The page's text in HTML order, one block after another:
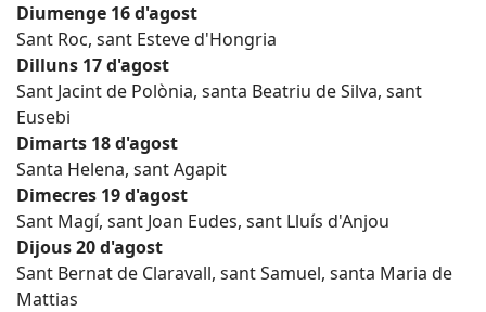
Diumenge 16 d'agost
Sant Roc, sant Esteve d'Hongria
Dilluns 17 d'agost
Sant Jacint de Polònia, santa Beatriu de Silva, sant
Eusebi
Dimarts 18 d'agost
Santa Helena, sant Agapit
Dimecres 19 d'agost
Sant Magí, sant Joan Eudes, sant Lluís d'Anjou
Dijous 20 d'agost
Sant Bernat de Claravall, sant Samuel, santa Maria de
Mattias